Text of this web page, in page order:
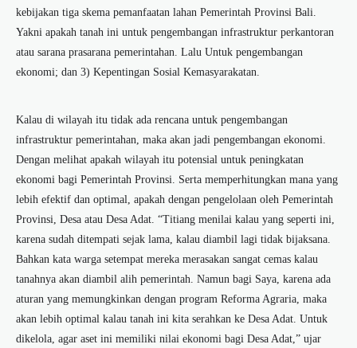
kebijakan tiga skema pemanfaatan lahan Pemerintah Provinsi Bali.
Yakni apakah tanah ini untuk pengembangan infrastruktur perkantoran
atau sarana prasarana pemerintahan. Lalu Untuk pengembangan
ekonomi; dan 3) Kepentingan Sosial Kemasyarakatan.
Kalau di wilayah itu tidak ada rencana untuk pengembangan
infrastruktur pemerintahan, maka akan jadi pengembangan ekonomi.
Dengan melihat apakah wilayah itu potensial untuk peningkatan
ekonomi bagi Pemerintah Provinsi. Serta memperhitungkan mana yang
lebih efektif dan optimal, apakah dengan pengelolaan oleh Pemerintah
Provinsi, Desa atau Desa Adat. “Titiang menilai kalau yang seperti ini,
karena sudah ditempati sejak lama, kalau diambil lagi tidak bijaksana.
Bahkan kata warga setempat mereka merasakan sangat cemas kalau
tanahnya akan diambil alih pemerintah. Namun bagi Saya, karena ada
aturan yang memungkinkan dengan program Reforma Agraria, maka
akan lebih optimal kalau tanah ini kita serahkan ke Desa Adat. Untuk
dikelola, agar aset ini memiliki nilai ekonomi bagi Desa Adat,” ujar